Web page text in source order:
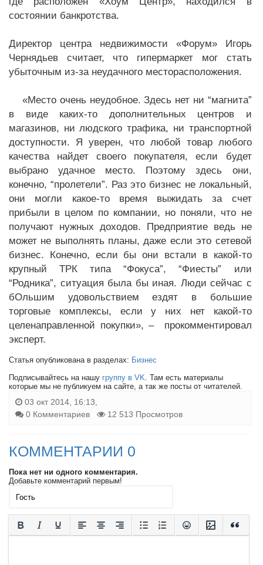
состоянии банкротства.
Директор центра недвижимости «Форум» Игорь
Чернядьев считает, что гипермаркет мог стать
убыточным из-за неудачного месторасположения.
«Место очень неудобное. Здесь нет ни “магнита”
в виде каких-то дополнительных центров и
магазинов, ни людского трафика, ни транспортной
доступности. Я уверен, что любой товар любого
качества найдет своего покупателя, если будет
выбрано удачное место. Поэтому здесь они,
конечно, “пролетели”. Раз это бизнес не локальный,
они могли какое-то время выжидать за счет
прибыли в целом по компании, но поняли, что не
получают нужных доходов. Предприятие ведь не
может не выполнять планы, даже если это сетевой
бизнес. Конечно, если бы они встали в какой-то
крупный ТРК типа “Фокуса”, “Фиесты” или
“Родника”, ситуация была бы иная. Люди сейчас с
бОльшим удовольствием ездят в большие
торговые комплексы, если у них нет какой-то
целенаправленной покупки», – прокомментировал
эксперт.
Статья опубликована в разделах: Бизнес
Подписывайтесь на нашу группу в VK. Там есть материалы
которые мы не публикуем на сайте, а так же посты от читателей.
03 окт 2014, 16:13,
0 Комментариев
12 513 Просмотров
КОММЕНТАРИИ 0
Пока нет ни одного комментария.
Добавьте комментарий первым!